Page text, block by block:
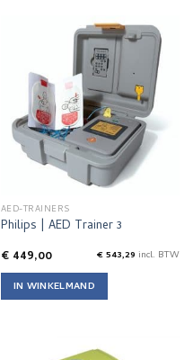
AED-TRAINERS
Philips | AED Trainer 3
€449,00 €543,29 incl. BTW
IN WINKELMAND